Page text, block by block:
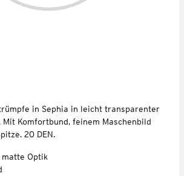
in Sephia in leicht transparenter
Komfortbund, feinem Maschenbild
20 DEN.
Optik